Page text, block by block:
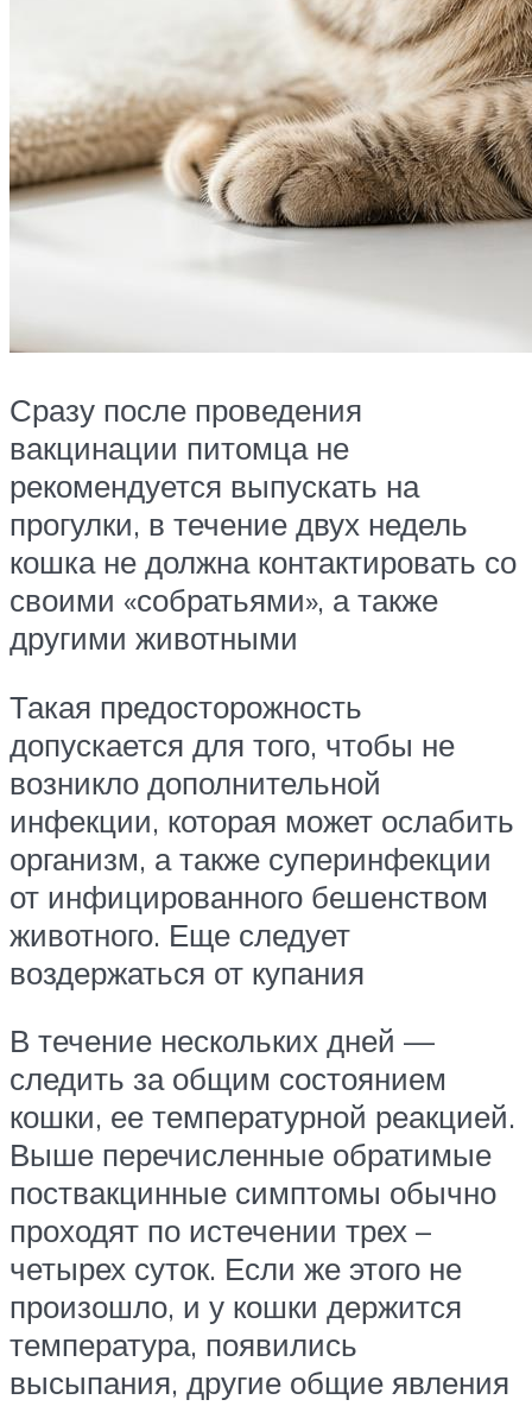
Сразу после проведения
вакцинации питомца не
рекомендуется выпускать на
прогулки, в течение двух недель
кошка не должна контактировать со
своими «собратьями», а также
другими животными
Такая предосторожность
допускается для того, чтобы не
возникло дополнительной
инфекции, которая может ослабить
организм, а также суперинфекции
от инфицированного бешенством
животного. Еще следует
воздержаться от купания
В течение нескольких дней —
следить за общим состоянием
кошки, ее температурной реакцией.
Выше перечисленные обратимые
поствакцинные симптомы обычно
проходят по истечении трех –
четырех суток. Если же этого не
произошло, и у кошки держится
температура, появились
высыпания, другие общие явления